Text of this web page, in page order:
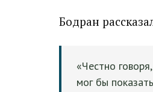
Бодран
«Честно
мог бы